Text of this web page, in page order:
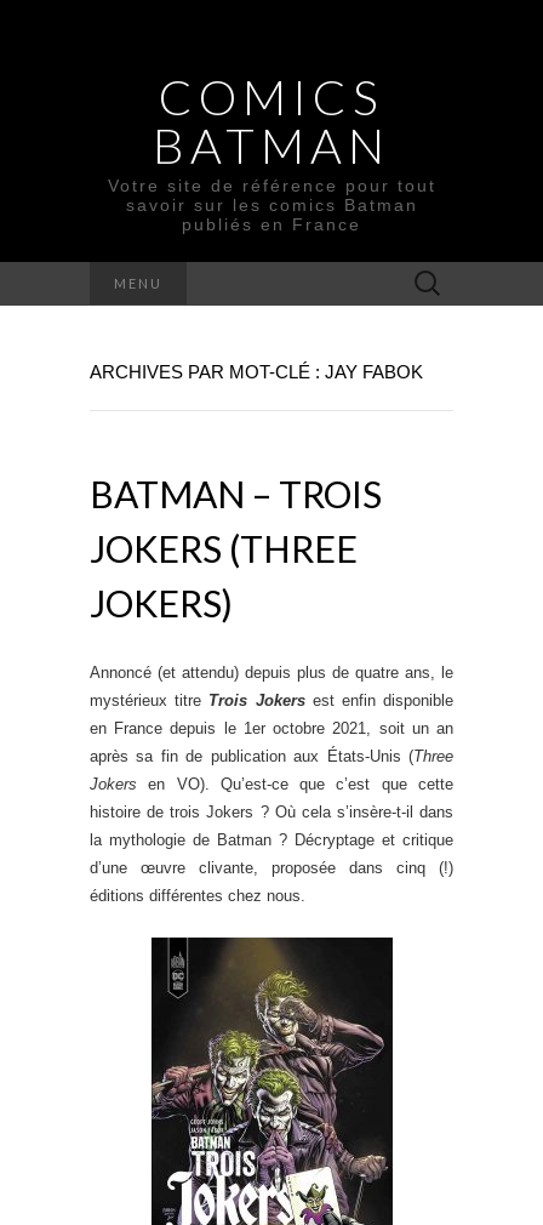
COMICS
BATMAN
Votre site de référence pour tout
savoir sur les comics Batman
publiés en France
MENU Rechercher :
ARCHIVES PAR MOT-CLÉ : JAY FABOK
BATMAN – TROIS
JOKERS (THREE
JOKERS)
Annoncé (et attendu) depuis plus de quatre ans, le
mystérieux titre Trois Jokersest enfin disponible
en France depuis le 1er octobre 2021, soit un an
après sa fin de publication aux États-Unis (Three
Jokers en VO). Qu’est-ce que c’est que cette
histoire de trois Jokers ? Où cela s’insère-t-il dans
la mythologie de Batman ? Décryptage et critique
d’une œuvre clivante, proposée dans cinq (!)
éditions différentes chez nous.